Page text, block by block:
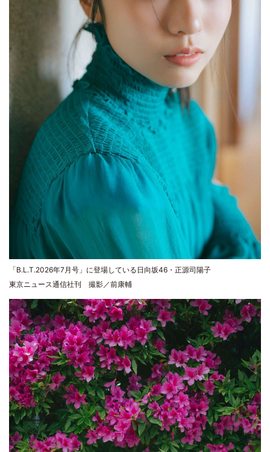
「B.L.T.2026年7月号」に登場している日向坂46・正源司陽子
東京ニュース通信社刊 撮影／前康輔